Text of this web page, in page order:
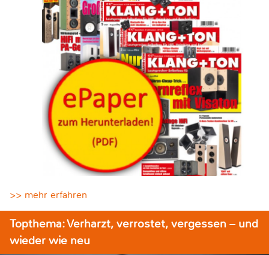
>> mehr erfahren
Topthema: Verharzt, verrostet, vergessen – und
wieder wie neu